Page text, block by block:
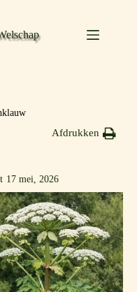
Afdrukken
17 mei, 2026